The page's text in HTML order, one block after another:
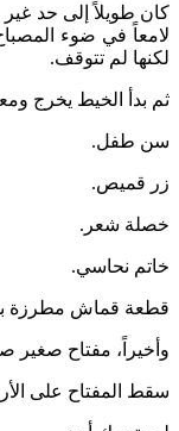
كان طويلاً إلى حد غير
لامعاً في ضوء
لكنها لم تتوقف.
ثم بدأ الخيط يخرج
سن طفل.
زر قميص.
خصلة شعر.
خاتم نحاسي.
قطعة قماش مطرزة
وأخيراً، مفتاح صغير
سقط المفتاح على